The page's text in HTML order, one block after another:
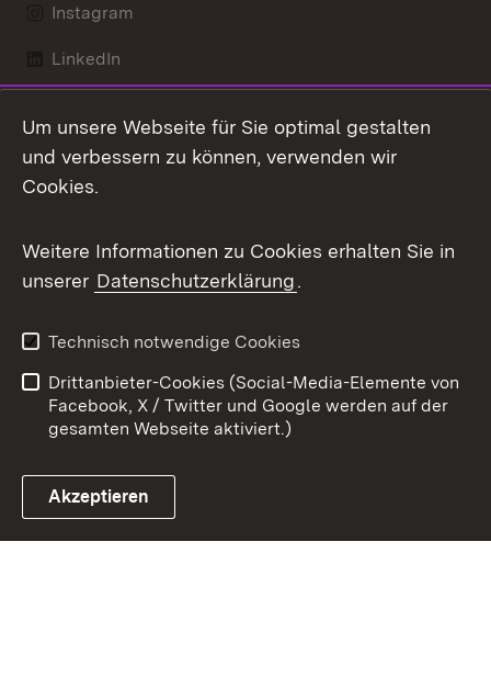
Instagram
LinkedIn
X / Twitter
Youtube
Link zum Landesportal
Kontakt
Datenschutz
Barrierefreiheit
Impressum
Cookies
Um unsere Webseite für Sie optimal gestalten
und verbessern zu können, verwenden wir
Cookies.
Weitere Informationen zu Cookies erhalten Sie in
unserer Datenschutzerklärung.
Technisch notwendige Cookies
Drittanbieter-Cookies (Social-Media-Elemente von
Facebook, X / Twitter und Google werden auf der
gesamten Webseite aktiviert.)
Akzeptieren